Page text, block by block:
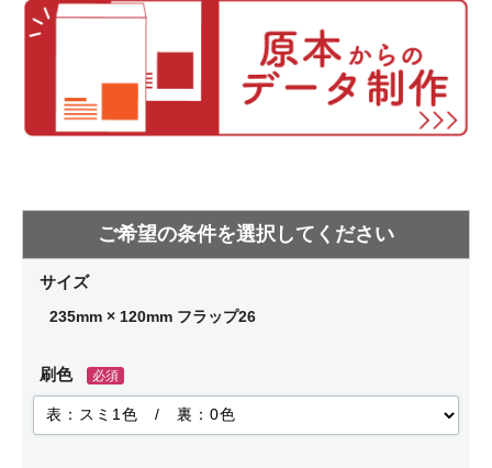
サイズ
235mm × 120mm フラップ26
刷色 必須